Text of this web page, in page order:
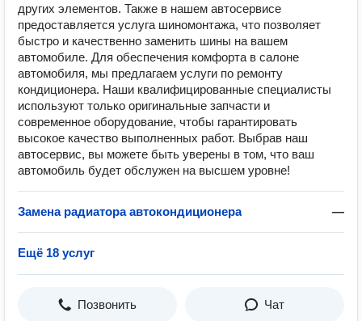
других элементов. Также в нашем автосервисе
предоставляется услуга шиномонтажа, что позволяет
быстро и качественно заменить шины на вашем
автомобиле. Для обеспечения комфорта в салоне
автомобиля, мы предлагаем услуги по ремонту
кондиционера. Наши квалифицированные специалисты
используют только оригинальные запчасти и
современное оборудование, чтобы гарантировать
высокое качество выполненных работ. Выбрав наш
автосервис, вы можете быть уверены в том, что ваш
автомобиль будет обслужен на высшем уровне!
Замена радиатора автокондиционера —
Ещё 18 услуг
Позвонить Чат